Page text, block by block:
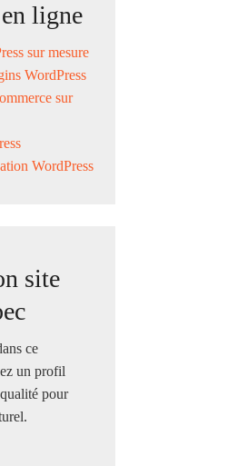
ligne
sur mesure
WordPress
sur
WordPress
site
ce
un profil
pour